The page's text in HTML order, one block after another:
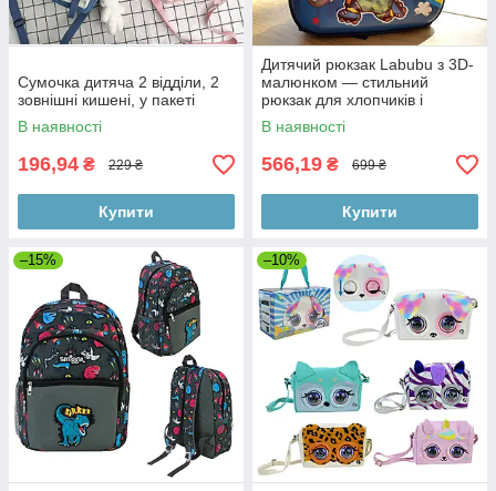
Сумочка дитяча 2 відділи, 2
зовнішні кишені, у пакеті
В наявності
196,94 ₴ 229 ₴
Купити
Дитячий рюкзак Labubu з 3D-
малюнком — стильний
рюкзак для хлопчиків і
дівчаток
В наявності
566,19 ₴ 699 ₴
Купити
–15% –10%